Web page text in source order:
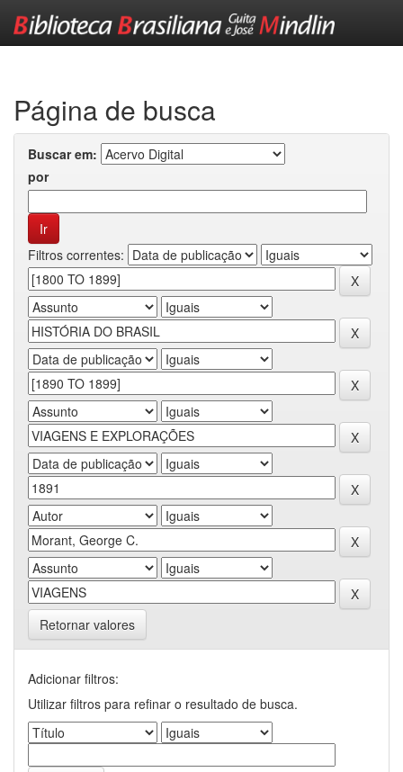
Página de busca
Buscar em:
por
Filtros correntes:
Retornar valores
Adicionar filtros:
Utilizar filtros para refinar o resultado de busca.